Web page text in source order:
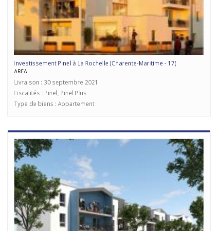
Investissement Pinel à La Rochelle (Charente-Maritime - 17)
AREA
Livraison : 30 septembre 2021
Fiscalités : Pinel, Pinel Plus
Type de biens : Appartement